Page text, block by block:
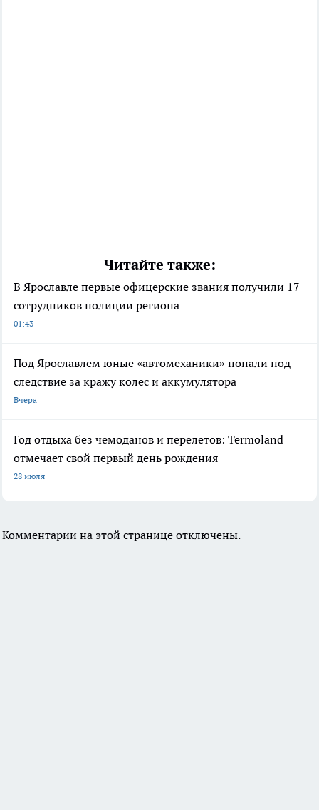
Читайте также:
В Ярославле первые офицерские звания получили 17
сотрудников полиции региона
01:43
Под Ярославлем юные «автомеханики» попали под
следствие за кражу колес и аккумулятора
Вчера
Год отдыха без чемоданов и перелетов: Termoland
отмечает свой первый день рождения
28 июля
Комментарии на этой странице отключены.